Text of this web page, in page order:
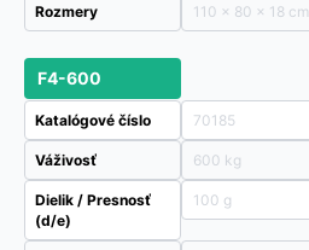
Rozmery 110 × 80 × 18 cm
F4-600
Katalógové číslo 70185
Váživosť 600 kg
Dielik / Presnosť
(d/e)
100 g